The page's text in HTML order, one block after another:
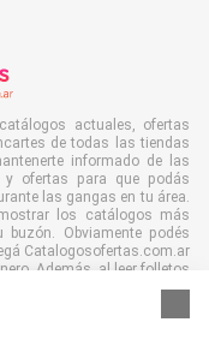
actuales, ofertas
de todas las tiendas
informado de las
ofertas para que podás
las gangas en tu área.
los catálogos más
Obviamente podés
Catalogosofertas.com.ar
Además, al leer folletos
lo cual es bueno para